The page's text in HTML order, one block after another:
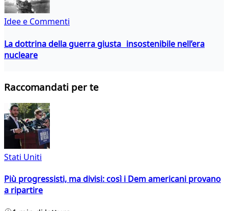
Idee e Commenti
La dottrina della guerra giusta insostenibile nell’era
nucleare
Raccomandati per te
Stati Uniti
Più progressisti, ma divisi: così i Dem americani provano
a ripartire